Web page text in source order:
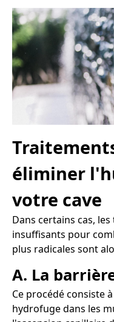
éliminer
votre cave
Dans certains cas,
insuffisants pour
plus radicales sont
A. La
Ce procédé consiste
hydrofuge dans les